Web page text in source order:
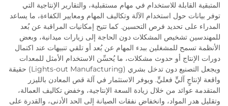
المتبقية القابلة للاستخدام في مهام مستقبلية، والتقارير الإنتاجية التي
توفر بيانات حول استخدام الآلة وتكاليف المهام ومعايير الكفاءة، ما يساعد
المدراء على تحديد فرص التحسين. كما تتيح إمكانيات المراقبة عن بُعد
للمهندسين تشخيص المشكلات دون الحاجة إلى زيارات ميدانية، وبعض
الأنظمة تسمح للمشغلين ببدء المهام عن بُعد أو تلقي تنبيهات عند اكتمال
دورات الإنتاج أو حدوث مشكلات، ما يُحسِّن الاستخدام الأمثل للمعدات
ويجعل التصنيع دون تدخل بشري (Lights-out Manufacturing) حقيقة
واقعة لإنتاجٍ آليٍّ فعليٍّ. ويوفر الاستثمار في آلة قص المعادن بالليزر
المتقدمة عوائد من خلال زيادة السعة الإنتاجية، وخفض تكاليف العمالة،
وتقليل هدر المواد، وانخفاض نفقات الصيانة إلى الحد الأدنى، والقدرة على